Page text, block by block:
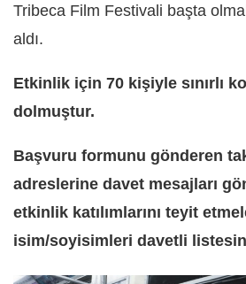
Tribeca Film Festivali başta
aldı.
Etkinlik için 70 kişiyle sınırlı
dolmuştur.
Başvuru formunu gönderen
adreslerine davet mesajları
etkinlik katılımlarını teyit
isim/soyisimleri davetli